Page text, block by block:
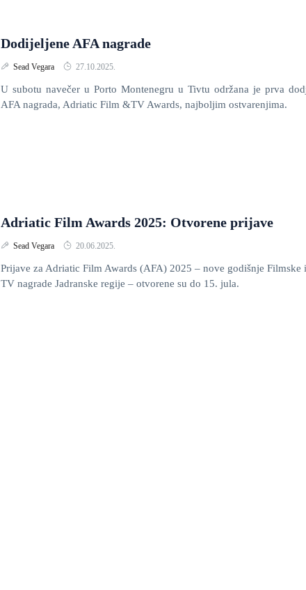
Dodijeljene AFA nagrade
Sead Vegara 27.10.2025.
U subotu navečer u Porto Montenegru u Tivtu održana je prva
AFA nagrada, Adriatic Film &TV Awards, najboljim ostvarenjima.
Adriatic Film Awards 2025: Otvorene prijave
Sead Vegara 20.06.2025.
Prijave za Adriatic Film Awards (AFA) 2025 – nove godišnje Filmske i
TV nagrade Jadranske regije – otvorene su do 15. jula.